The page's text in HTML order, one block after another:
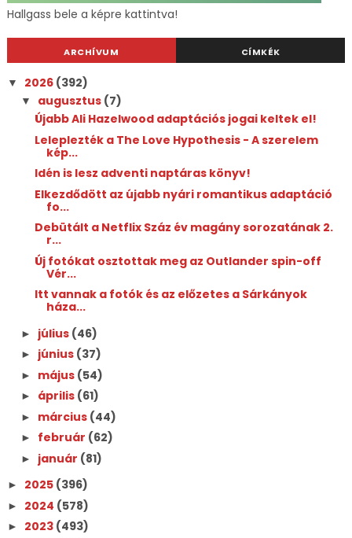
Hallgass bele a képre kattintva!
ARCHÍVUM CÍMKÉK
▼ 2026 (392)
▼ augusztus (7)
Újabb Ali Hazelwood adaptációs jogai keltek el!
Leleplezték a The Love Hypothesis - A szerelem
kép...
Idén is lesz adventi naptáras könyv!
Elkezdődött az újabb nyári romantikus adaptáció
fo...
Debütált a Netflix Száz év magány sorozatának 2.
r...
Új fotókat osztottak meg az Outlander spin-off
Vér...
Itt vannak a fotók és az előzetes a Sárkányok
háza...
► július (46)
► június (37)
► május (54)
► április (61)
► március (44)
► február (62)
► január (81)
► 2025 (396)
► 2024 (578)
► 2023 (493)